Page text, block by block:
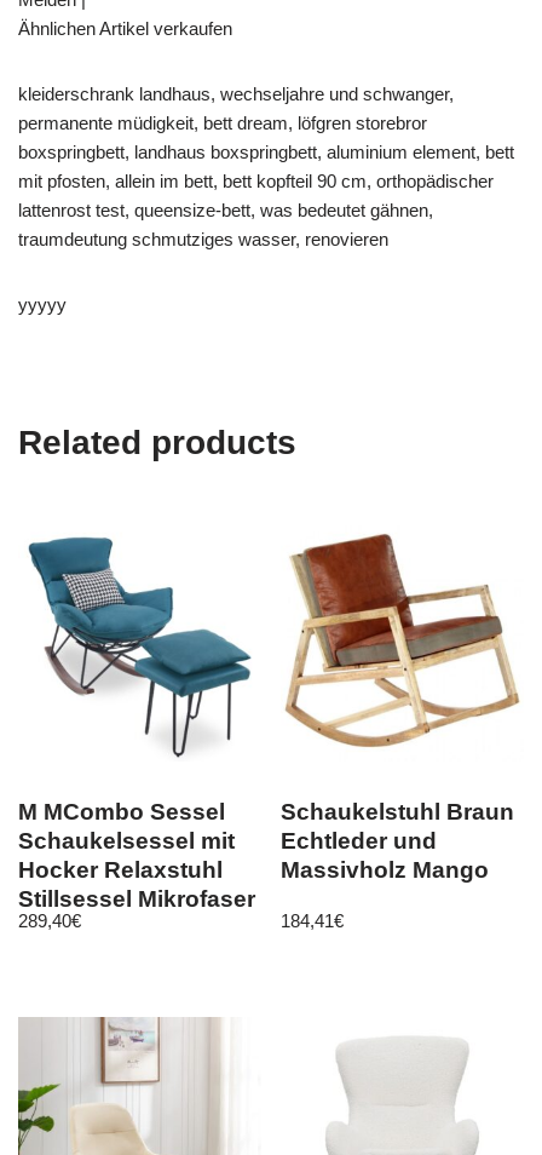
Ähnlichen Artikel verkaufen
kleiderschrank landhaus, wechseljahre und schwanger,
permanente müdigkeit, bett dream, löfgren storebror
boxspringbett, landhaus boxspringbett, aluminium element, bett
mit pfosten, allein im bett, bett kopfteil 90 cm, orthopädischer
lattenrost test, queensize-bett, was bedeutet gähnen,
traumdeutung schmutziges wasser, renovieren
yyyyy
Related products
M MCombo Sessel
Schaukelsessel mit
Hocker Relaxstuhl
Stillsessel Mikrofaser
4118
289,40€
Schaukelstuhl Braun
Echtleder und
Massivholz Mango
184,41€